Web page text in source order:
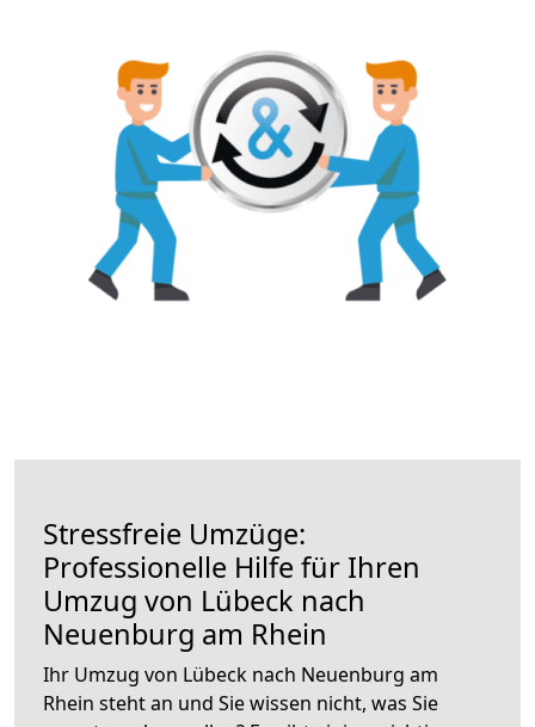
Stressfreie Umzüge:
Professionelle Hilfe für Ihren
Umzug von Lübeck nach
Neuenburg am Rhein
Ihr Umzug von Lübeck nach Neuenburg am
Rhein steht an und Sie wissen nicht, was Sie